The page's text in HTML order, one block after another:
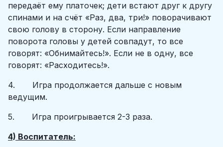
передаёт ему платочек; дети встают друг к другу
спинами и на счёт «Раз, два, три!» поворачивают
свою голову в сторону. Если направление
поворота головы у детей совпадут, то все
говорят: «Обнимайтесь!». Если не в одну, все
говорят: «Расходитесь!».
4. Игра продолжается дальше с новым
ведущим.
5. Игра проигрывается 2-3 раза.
4) Воспитатель: